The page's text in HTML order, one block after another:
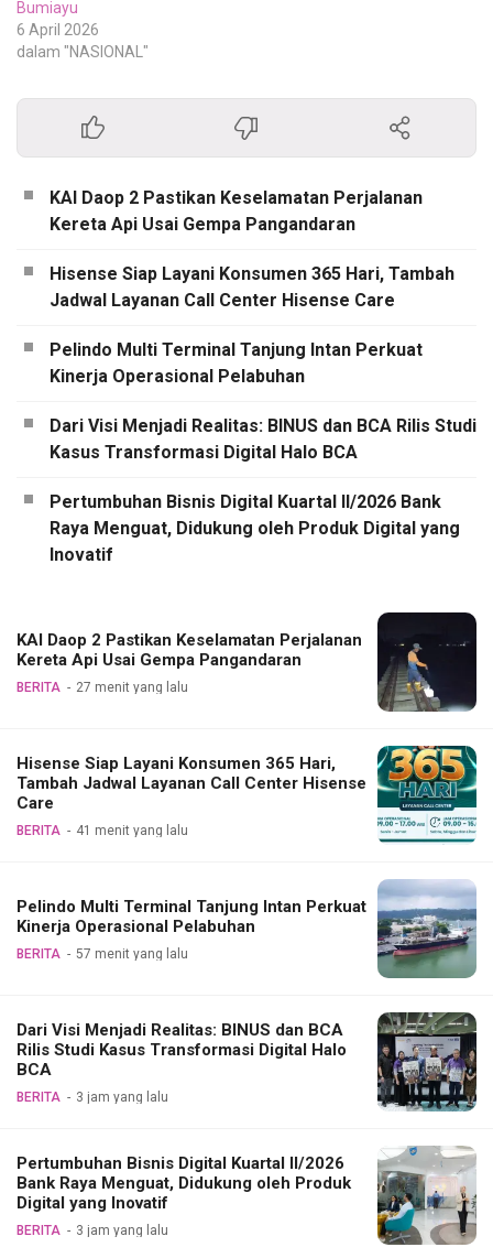
Bumiayu
6 April 2026
dalam "NASIONAL"
KAI Daop 2 Pastikan Keselamatan Perjalanan
Kereta Api Usai Gempa Pangandaran
Hisense Siap Layani Konsumen 365 Hari, Tambah
Jadwal Layanan Call Center Hisense Care
Pelindo Multi Terminal Tanjung Intan Perkuat
Kinerja Operasional Pelabuhan
Dari Visi Menjadi Realitas: BINUS dan BCA Rilis Studi
Kasus Transformasi Digital Halo BCA
Pertumbuhan Bisnis Digital Kuartal II/2026 Bank
Raya Menguat, Didukung oleh Produk Digital yang
Inovatif
KAI Daop 2 Pastikan Keselamatan Perjalanan
Kereta Api Usai Gempa Pangandaran
BERITA 27 menit yang lalu
Hisense Siap Layani Konsumen 365 Hari,
Tambah Jadwal Layanan Call Center Hisense
Care
BERITA 41 menit yang lalu
Pelindo Multi Terminal Tanjung Intan Perkuat
Kinerja Operasional Pelabuhan
BERITA 57 menit yang lalu
Dari Visi Menjadi Realitas: BINUS dan BCA
Rilis Studi Kasus Transformasi Digital Halo
BCA
BERITA 3 jam yang lalu
Pertumbuhan Bisnis Digital Kuartal II/2026
Bank Raya Menguat, Didukung oleh Produk
Digital yang Inovatif
BERITA 3 jam yang lalu